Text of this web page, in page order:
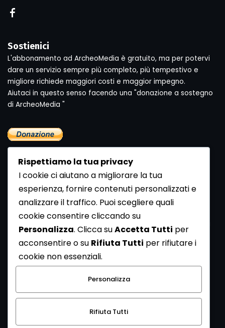
Sostienici
L'abbonamento ad ArcheoMedia è gratuito, ma per potervi
dare un servizio sempre più completo, più tempestivo e
migliore richiede maggiori costi e maggior impegno.
Aiutaci in questo senso facendo una "donazione a sostegno
di ArcheoMedia "
Newsletter
Se vuoi ricevere la Rivista gratuita di archeologia realizzata
dalla Redazione di ArcheoMedia iscriviti alla nostra
Newsletter [Clicca Qui]
Con l'invio del messaggio l'utente dichiara di aver letto
l’informativa sulla privacy e di acconsentire al trattamento
dei propri dati personali.
Rispettiamo la tua privacy
I cookie ci aiutano a migliorare la tua
esperienza, fornire contenuti personalizzati e
analizzare il traffico. Puoi scegliere quali
cookie consentire cliccando su
Personalizza. Clicca suAccetta Tutti per
acconsentire o su Rifiuta Tutti per rifiutare i
cookie non essenziali.
Personalizza
Rifiuta Tutti